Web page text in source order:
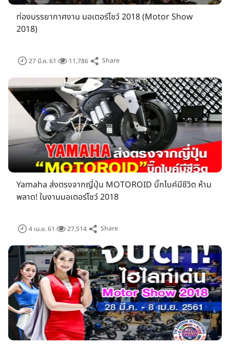
นอกจากนี้ภายในงาน มอเตอร์โชว์ ครั้งที่ 39 ก็จะมีบูธร้านค้า
งานในปี 2017 แน่นอน รวมทั้งปีนี้ยังได้รับความร่วมมือกับสมาคม
เป็นครั้งแรก! ซึ่งในอนาคตจะได้เห็นความเปลี่ยนแปลงของงานที่
เติบโตขึ้น จากความร่วมมือในหลายประเทศในภูมิภาคอีกด้วย
ท่องบรรยากาศงาน มอเตอร์โชว์ 2018 (Motor Show
2018)
27 มี.ค. 61 11,786 Share
Yamaha ส่งตรงจากญี่ปุ่น MOTOROID บิ๊กไบค์มีชีวิต ห้าม
พลาด! ในงานมอเตอร์โชว์ 2018
4 เม.ย. 61 27,514 Share